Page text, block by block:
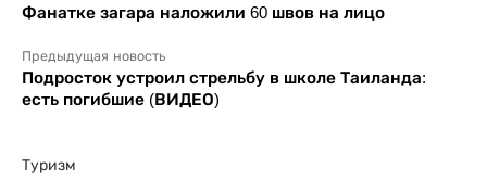
Фанатке загара наложили 60 швов на лицо
Предыдущая новость
Подросток устроил стрельбу в школе Таиланда:
есть погибшие (ВИДЕО)
Туризм